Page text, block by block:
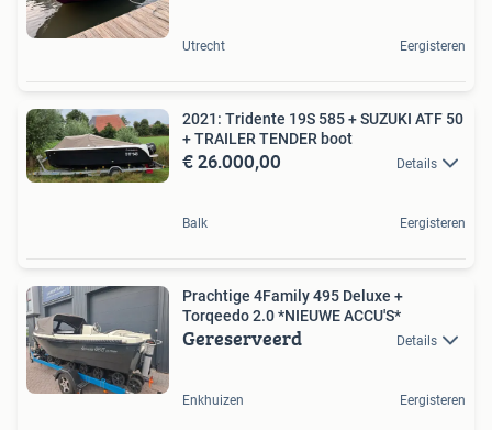
Utrecht Eergisteren
2021: Tridente 19S 585 + SUZUKI ATF 50
+ TRAILER TENDER boot
€ 26.000,00 Details
Balk Eergisteren
Prachtige 4Family 495 Deluxe +
Torqeedo 2.0 *NIEUWE ACCU'S*
Gereserveerd Details
Enkhuizen Eergisteren